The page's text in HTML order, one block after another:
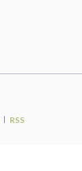
RSS